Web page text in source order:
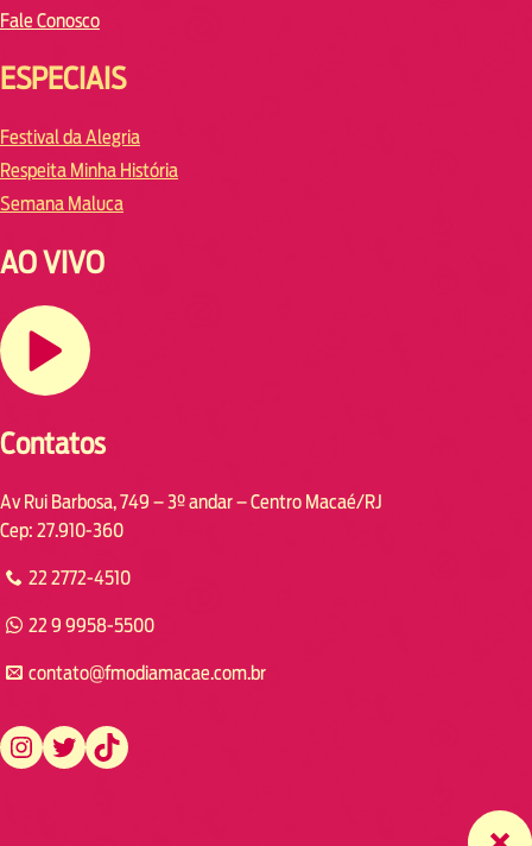
Fale Conosco
ESPECIAIS
Festival da Alegria
Respeita Minha História
Semana Maluca
AO VIVO
Contatos
Av Rui Barbosa, 749 – 3º andar – Centro Macaé/RJ
Cep: 27.910-360
22 2772-4510
22 9 9958-5500
contato@fmodiamacae.com.br
https://www.instagram.com/fmodia.macae/ https://twitter.com/fmodia.macae/ https://www.tiktok.com/@fmodia.macae